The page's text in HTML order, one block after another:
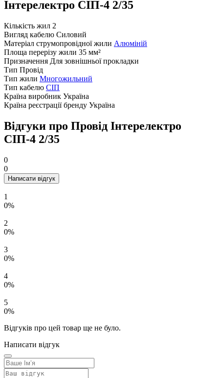
Інтерелектро СІП-4 2/35
Кількість жил 2
Вигляд кабелю Силовий
Матеріал струмопровідної жили Алюміній
Площа перерізу жили 35 мм²
Призначення Для зовнішньої прокладки
Тип Провід
Тип жили Многожильний
Тип кабелю СІП
Країна виробник Україна
Країна реєстрації бренду Україна
Відгуки про Провід Інтерелектро
СІП-4 2/35
0
0
Написати відгук
1
0%
2
0%
3
0%
4
0%
5
0%
Відгуків про цей товар ще не було.
Написати відгук